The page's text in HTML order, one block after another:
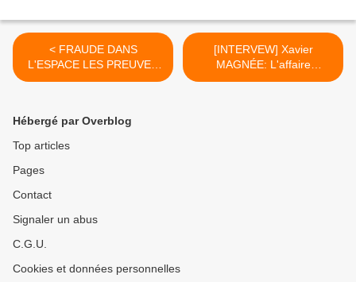
< FRAUDE DANS
L'ESPACE LES PREUVES
SONT COMPLÈTES !
[INTERVEW] Xavier
MAGNÉE: L'affaire
DUTROUX - 20 ans après
Hébergé par Overblog
Top articles
Pages
Contact
Signaler un abus
C.G.U.
Cookies et données personnelles